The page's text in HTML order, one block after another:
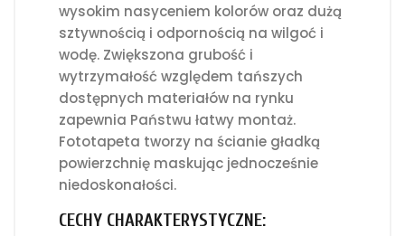
wysokim nasyceniem kolorów oraz dużą
sztywnością i odpornością na wilgoć i
wodę. Zwiększona grubość i
wytrzymałość względem tańszych
dostępnych materiałów na rynku
zapewnia Państwu łatwy montaż.
Fototapeta tworzy na ścianie gładką
powierzchnię maskując jednocześnie
niedoskonałości.
CECHY CHARAKTERYSTYCZNE: